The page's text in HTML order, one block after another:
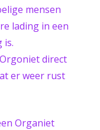
mensen
lading in een
is.
direct
er weer rust
Organiet